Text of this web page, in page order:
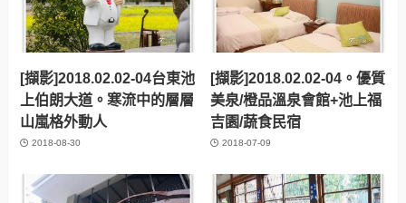
[擷影]2018.02.02-04台東池
上伯朗大道。寒流中的層層
山嵐格外動人
2018-08-30
[擷影]2018.02.02-04。優質
美泉/橙品溫泉會館+池上福
吉園/蔬食民宿
2018-07-09